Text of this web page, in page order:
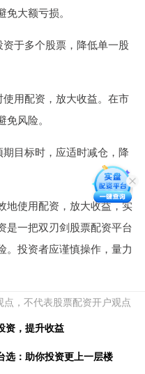
大额亏损。
于多个股票，降低单一股
用配资，放大收益。在市
风险。
目标时，应适时减仓，降
地使用配资，放大收益，实
是一把双刃剑股票配资平台
。投资者应谨慎操作，量力
，不代表股票配资开户观点
资，提升收益
选：助你投资更上一层楼